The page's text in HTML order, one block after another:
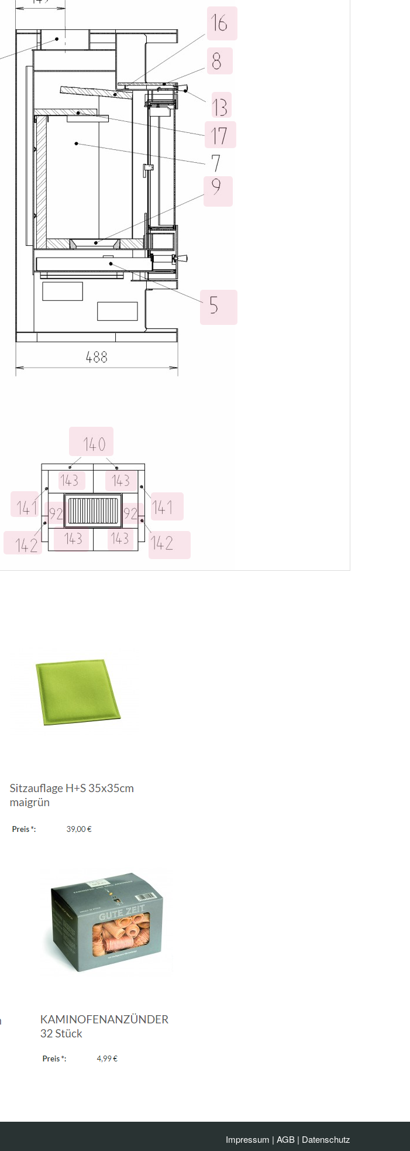
Impressum | AGB | Datenschutz